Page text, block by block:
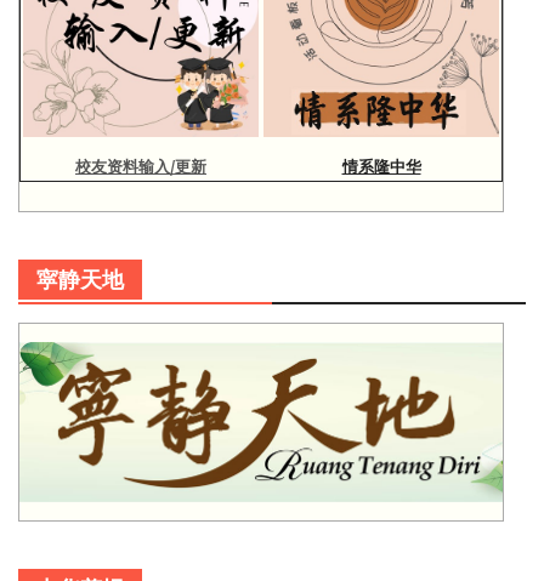
校友资料输入/更新 情系隆中华
寜静天地